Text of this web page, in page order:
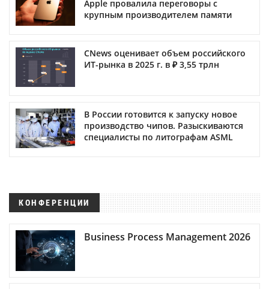
Apple провалила переговоры с
крупным производителем памяти
CNews оценивает объем российского
ИТ-рынка в 2025 г. в ₽ 3,55 трлн
В России готовится к запуску новое
производство чипов. Разыскиваются
специалисты по литографам ASML
КОНФЕРЕНЦИИ
Business Process Management 2026